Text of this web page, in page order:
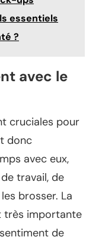
essentiels
?
avec le
cruciales pour
donc
avec eux,
travail, de
brosser. La
très importante
de